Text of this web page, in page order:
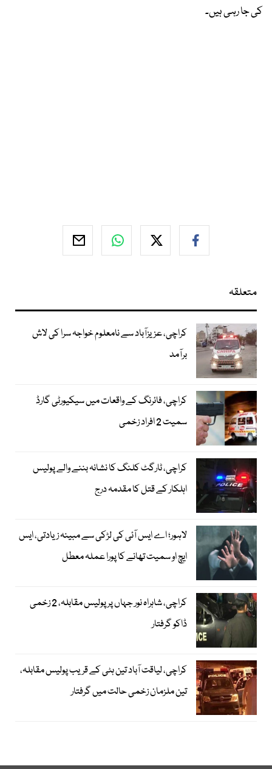
کی جا رہی ہیں۔
متعلقہ
کراچی، عزیزآباد سے نامعلوم خواجہ سرا کی لاش
برآمد
کراچی، فائرنگ کے واقعات میں سیکیورٹی گارڈ
سمیت 2 افراد زخمی
کراچی، ٹارگٹ کلنگ کا نشانہ بننے والے پولیس
اہلکار کے قتل کا مقدمہ درج
لاہور؛ اے ایس آئی کی لڑکی سے مبینہ زیادتی، ایس
ایچ او سمیت تھانے کا پورا عملہ معطل
کراچی، شاہراہ نور جہاں پر پولیس مقابلہ، 2 زخمی
ڈاکو گرفتار
کراچی، لیاقت آباد تین ہٹی کے قریب پولیس مقابلہ،
تین ملزمان زخمی حالت میں گرفتار